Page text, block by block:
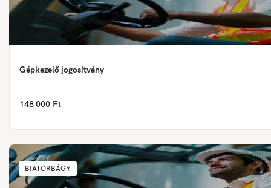
Gépkezelő jogosítvány
148 000 Ft
BIATORBÁGY